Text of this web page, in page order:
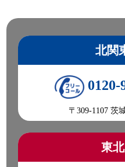
北関
0120-
〒309-1107 茨
東